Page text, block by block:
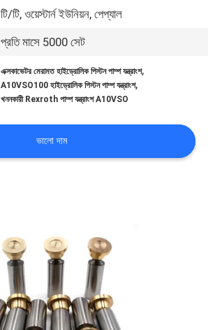
টি/টি, ওয়েস্টার্ন ইউনিয়ন, পেপ্যাল
প্রতি মাসে 5000 সেট
এক্সকাভেটর মেরামত হাইড্রোলিক পিস্টন পাম্প যন্ত্রাংশ,
A10VSO100 হাইড্রোলিক পিস্টন পাম্প যন্ত্রাংশ,
খননকারী Rexroth পাম্প যন্ত্রাংশ A10VSO
ভালো দাম